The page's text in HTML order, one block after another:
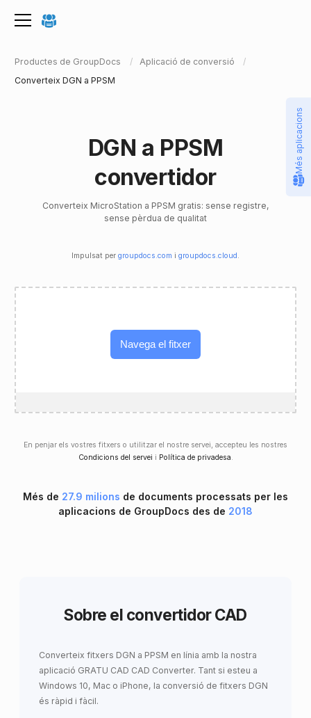
Productes de GroupDocs
Aplicació de conversió
Converteix DGN a PPSM
DGN a PPSM
convertidor
Converteix MicroStation a PPSM gratis: sense registre,
sense pèrdua de qualitat
Impulsat per groupdocs.com i groupdocs.cloud .
Navega el fitxer
En penjar els vostres fitxers o utilitzar el nostre servei, accepteu les nostres
Condicions del servei i Política de privadesa.
Més de 27.9 milions de documents processats per les
aplicacions de GroupDocs des de 2018
Sobre el convertidor CAD
Converteix fitxers DGN a PPSM en línia amb la nostra
aplicació GRATU CAD CAD Converter. Tant si esteu a
Windows 10, Mac o iPhone, la conversió de fitxers DGN
és ràpid i fàcil.
Més aplicacions